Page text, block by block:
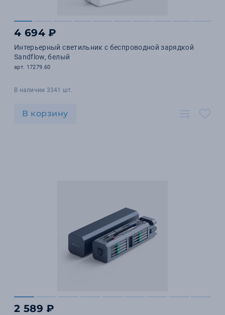
4 694 ₽
Интерьерный светильник с беспроводной зарядкой
Sandflow, белый
арт. 17279.60
В наличии 3341 шт.
В корзину
2 589 ₽